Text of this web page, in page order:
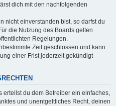
dich mit den nachfolgenden
nicht einverstanden bist, so darfst du
die Nutzung des Boards gelten
Regelungen.
Zeit geschlossen und kann
einer Frist jederzeit gekündigt
erteilst du dem Betreiber ein einfaches,
und unentgeltliches Recht, deinen